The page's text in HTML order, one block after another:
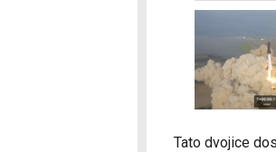
Tato dvojice